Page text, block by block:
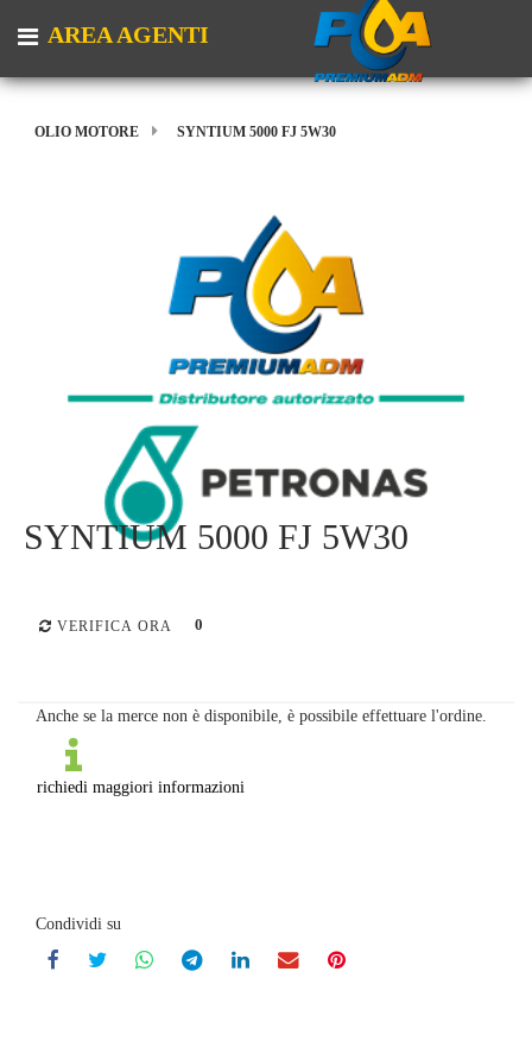
Open menu
AREA AGENTI
OLIO MOTORE SYNTIUM 5000 FJ 5W30
SYNTIUM 5000 FJ 5W30
VERIFICA ORA 0
Anche se la merce non è disponibile, è possibile effettuare l'ordine.
richiedi maggiori informazioni
Condividi su